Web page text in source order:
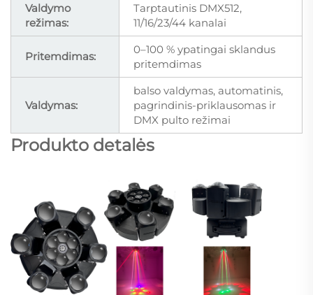
Valdymo
režimas:
Tarptautinis DMX512,
11/16/23/44 kanalai
Pritemdimas:
0–100 % ypatingai sklandus
pritemdimas
Valdymas:
balso valdymas, automatinis,
pagrindinis-priklausomas ir
DMX pulto režimai
Produkto detalės